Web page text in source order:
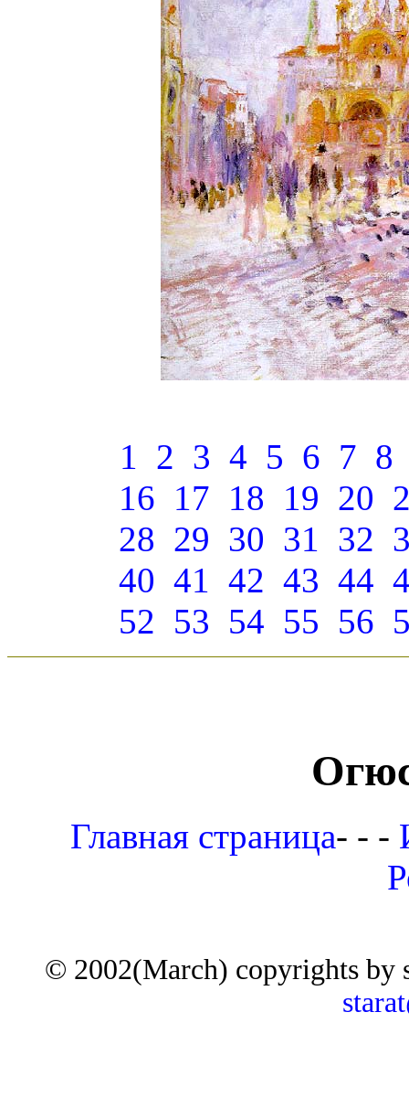
1 2 3 4 5 6 7 8
16 17 18 19 20
28 29 30 31 32
40 41 42 43 44
52 53 54 55 56
Главная страница- - -
© 2002(March) copyrights